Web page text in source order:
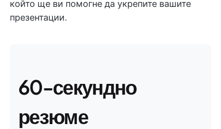
който ще ви помогне да укрепите вашите
презентации.
60-секундно
резюме